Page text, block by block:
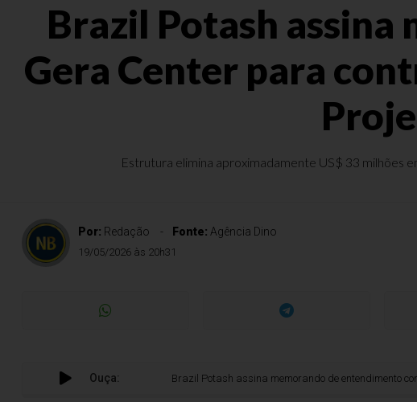
Brazil Potash
Gera Center para
Estrutura elimina aproximadamente US$ 33 milhões
Por: Redação Fonte: Agência Dino
19/05/2026 às 20h31
Ouça:Brazil Potash assina memorando de entendimento com a Gera